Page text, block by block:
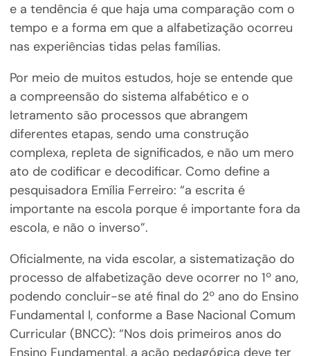
e a tendência é que haja uma comparação com o
tempo e a forma em que a alfabetização ocorreu
nas experiências tidas pelas famílias.
Por meio de muitos estudos, hoje se entende que
a compreensão do sistema alfabético e o
letramento são processos que abrangem
diferentes etapas, sendo uma construção
complexa, repleta de significados, e não um mero
ato de codificar e decodificar. Como define a
pesquisadora Emília Ferreiro: “a escrita é
importante na escola porque é importante fora da
escola, e não o inverso”.
Oficialmente, na vida escolar, a sistematização do
processo de alfabetização deve ocorrer no 1º ano,
podendo concluir-se até final do 2º ano do Ensino
Fundamental I, conforme a Base Nacional Comum
Curricular (BNCC): “Nos dois primeiros anos do
Ensino Fundamental, a ação pedagógica deve ter